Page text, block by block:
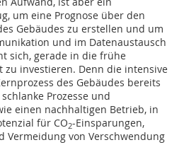
um eine Prognose über den
Gebäudes zu erstellen und um
und im Datenaustausch
sich, gerade in die frühe
zu investieren. Denn die intensive
des Gebäudes bereits
Prozesse und
einen nachhaltigen Betrieb, in
für CO2-Einsparungen,
Vermeidung von Verschwendung